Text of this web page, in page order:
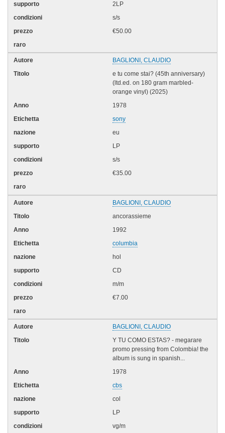
2LP
s/s
€50.00
BAGLIONI, CLAUDIO
e tu come stai? (45th anniversary)
(ltd.ed. on 180 gram marbled-
orange vinyl) (2025)
1978
sony
eu
LP
s/s
€35.00
BAGLIONI, CLAUDIO
ancorassieme
1992
columbia
hol
CD
m/m
€7.00
BAGLIONI, CLAUDIO
Y TU COMO ESTAS? - megarare
promo pressing from Colombia! the
album is sung in spanish...
1978
cbs
col
LP
vg/m